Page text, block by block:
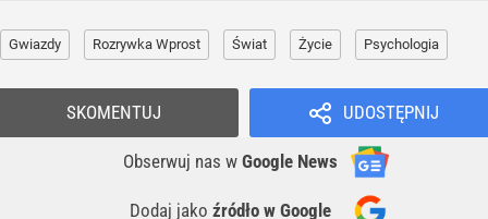
Gwiazdy Rozrywka Wprost Świat Życie Psychologia
UDOSTĘPNIJ
Obserwuj nas w Google News
Dodaj jako źródło w Google
SKOMENTUJ